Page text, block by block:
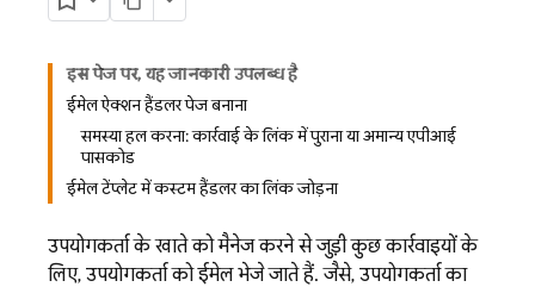
इस पेज पर, यह जानकारी उपलब्ध है
ईमेल ऐक्शन हैंडलर पेज बनाना
समस्या हल करना: कार्रवाई के लिंक में पुराना या अमान्य एपीआई
पासकोड
ईमेल टेंप्लेट में कस्टम हैंडलर का लिंक जोड़ना
उपयोगकर्ता के खाते को मैनेज करने से जुड़ी कुछ कार्रवाइयों के
लिए, उपयोगकर्ता को ईमेल भेजे जाते हैं. जैसे, उपयोगकर्ता का